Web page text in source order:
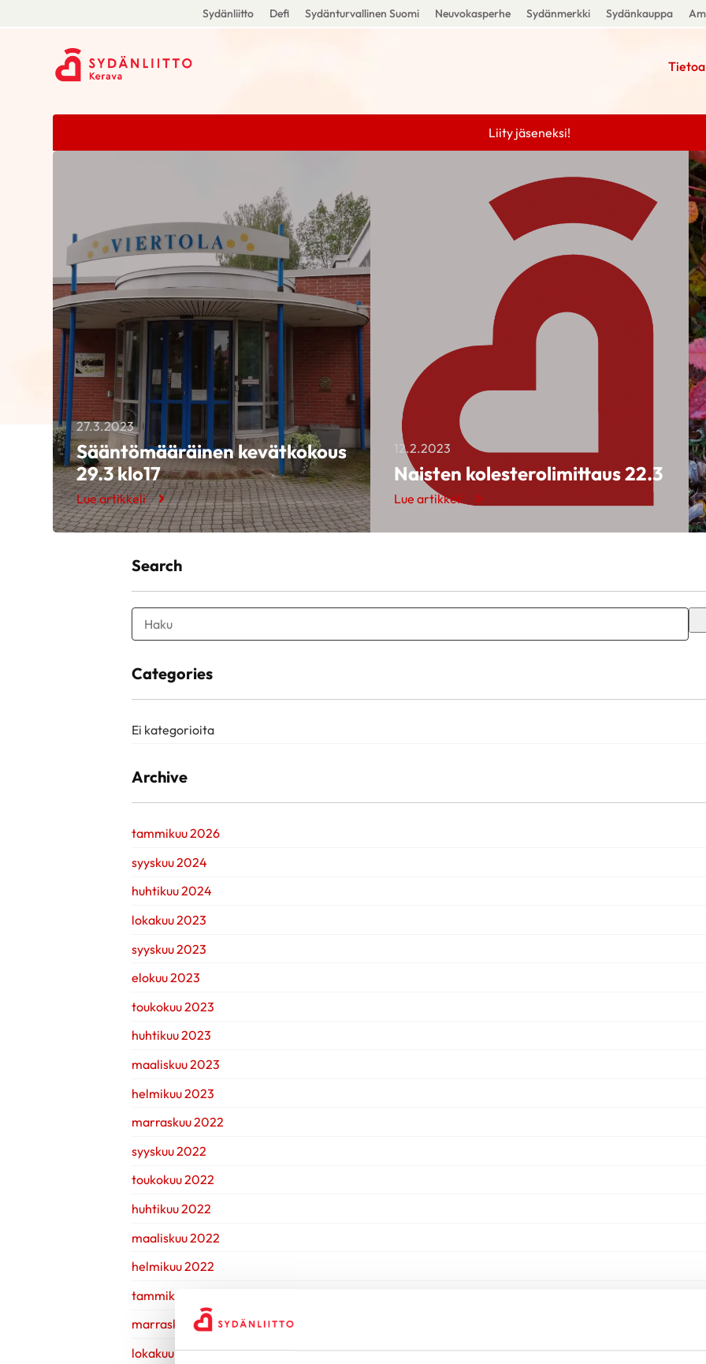
Sydänliitto Defi Sydänturvallinen Suomi Neuvokasperhe Sydänmerkki Sydänkauppa
Tietoa
Liity jäseneksi!
27.3.2023
Sääntömääräinen kevätkokous
29.3 klo17
Lue artikkeli
12.2.2023
Naisten kolesterolimittaus 22.3
Lue artikkeli
Search
Categories
Ei kategorioita
Archive
tammikuu 2026
syyskuu 2024
huhtikuu 2024
lokakuu 2023
syyskuu 2023
elokuu 2023
toukokuu 2023
huhtikuu 2023
maaliskuu 2023
helmikuu 2023
marraskuu 2022
syyskuu 2022
toukokuu 2022
huhtikuu 2022
maaliskuu 2022
helmikuu 2022
tammikuu 2022
marraskuu 2021
lokakuu 2021